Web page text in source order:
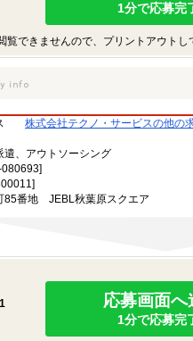
1分で応募完
できませんので、プリントアウトし
株式会社テクノ・サービスの他の
遣、アウトソーシング
85番地 JEBL秋葉原スクエア
応募画面へ
1分で応募完